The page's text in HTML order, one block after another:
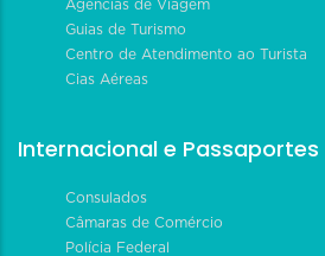
Agências de Viagem
Guias de Turismo
Centro de Atendimento ao Turista
Cias Aéreas
Internacional e Passaportes
Consulados
Câmaras de Comércio
Polícia Federal